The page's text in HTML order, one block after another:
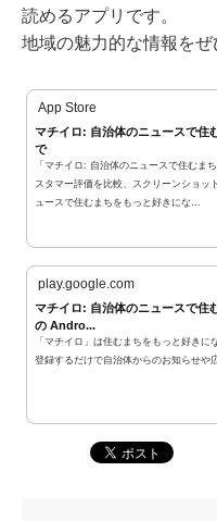
読めるアプリです。
地域の魅力的な情報をぜ
App Store
マチイロ: 自治体のニュースで住
で
「マチイロ: 自治体のニュースで住むま
スタマー評価を比較、スクリーンショッ
ュースで住むまちをもっと好きにな...
play.google.com
マチイロ: 自治体のニュースで住
の Andro...
「マチイロ」は住むまちをもっと好き
登録するだけで自治体からのお知らせや